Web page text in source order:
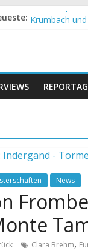
World Cup
Krumbach
News
Clara Brehm,